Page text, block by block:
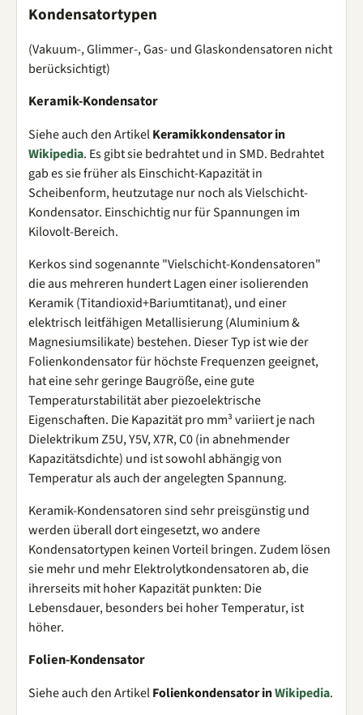
Kondensatortypen
(Vakuum-, Glimmer-, Gas- und Glaskondensatoren nicht
berücksichtigt)
Keramik-Kondensator
Siehe auch den ArtikelKeramikkondensator in
Wikipedia. Es gibt sie bedrahtet und in SMD. Bedrahtet
gab es sie früher als Einschicht-Kapazität in
Scheibenform, heutzutage nur noch als Vielschicht-
Kondensator. Einschichtig nur für Spannungen im
Kilovolt-Bereich.
Kerkos sind sogenannte "Vielschicht-Kondensatoren"
die aus mehreren hundert Lagen einer isolierenden
Keramik (Titandioxid+Bariumtitanat), und einer
elektrisch leitfähigen Metallisierung (Aluminium &
Magnesiumsilikate) bestehen. Dieser Typ ist wie der
Folienkondensator für höchste Frequenzen geeignet,
hat eine sehr geringe Baugröße, eine gute
Temperaturstabilität aber piezoelektrische
Eigenschaften. Die Kapazität pro mm³ variiert je nach
Dielektrikum Z5U, Y5V, X7R, C0 (in abnehmender
Kapazitätsdichte) und ist sowohl abhängig von
Temperatur als auch der angelegten Spannung.
Keramik-Kondensatoren sind sehr preisgünstig und
werden überall dort eingesetzt, wo andere
Kondensatortypen keinen Vorteil bringen. Zudem lösen
sie mehr und mehr Elektrolytkondensatoren ab, die
ihrerseits mit hoher Kapazität punkten: Die
Lebensdauer, besonders bei hoher Temperatur, ist
höher.
Folien-Kondensator
Siehe auch den ArtikelFolienkondensator inWikipedia.